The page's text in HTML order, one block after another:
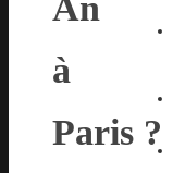
An
à
Paris ?